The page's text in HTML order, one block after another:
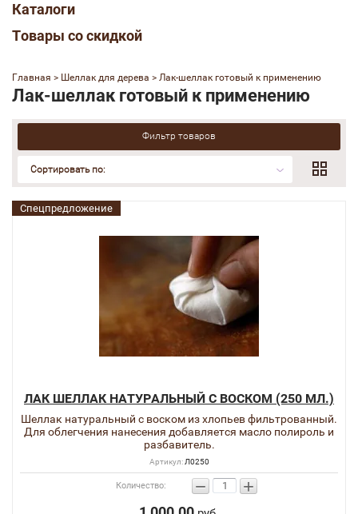
Каталоги
Товары со скидкой
Главная > Шеллак для дерева > Лак-шеллак готовый к применению
Лак-шеллак готовый к применению
Фильтр товаров
Сортировать по:
Спецпредложение
ЛАК ШЕЛЛАК НАТУРАЛЬНЫЙ С ВОСКОМ (250 МЛ.)
Шеллак натуральный с воском из хлопьев фильтрованный.
Для облегчения нанесения добавляется масло полироль и
разбавитель.
Артикул:Л0250
Количество: − +